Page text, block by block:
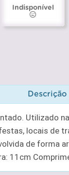
Indisponível
Utilizado
locais de
de forma
11cm